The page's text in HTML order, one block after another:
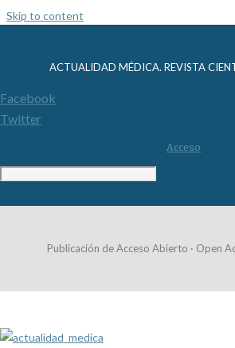
Skip to content
ACTUALIDAD MÉDICA. REVISTA
Facebook
Twitter
Acceso
Publicación de Acceso Abierto · Open